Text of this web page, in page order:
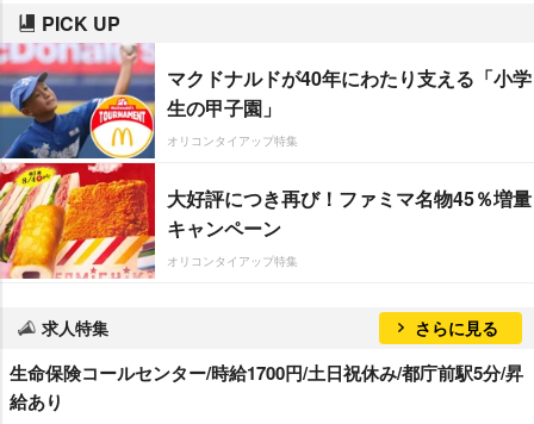
PICK UP
マクドナルドが40年にわたり支える「小学
生の甲子園」
オリコンタイアップ特集
大好評につき再び！ファミマ名物45％増量
キャンペーン
オリコンタイアップ特集
求人特集 さらに見る
生命保険コールセンター/時給1700円/土日祝休み/都庁前駅5分/昇
給あり